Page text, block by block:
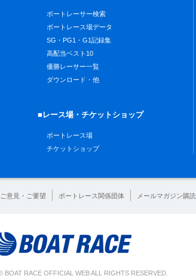
ボートレーサー検索
ボートレース場データ
SG・PG1・G1記録集
高配当ベスト10
優勝レーサー一覧
ダウンロード・他
■レース場・チケットショップ
ボートレース場
チケットショップ
ご意見・ご要望 ボートレース関係団体 メールマガジン購読
BOAT RACE OFFICIAL WEB ALL RIGHTS RESERVED.